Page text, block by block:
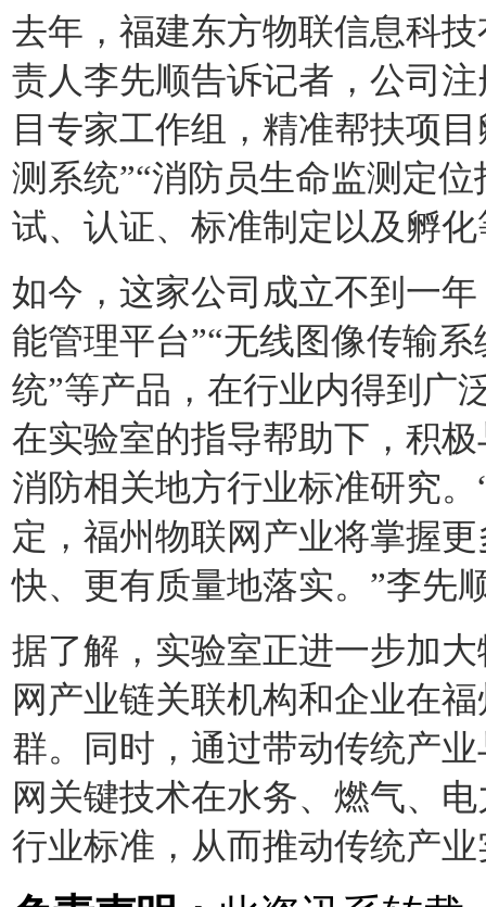
去年，福建东方物联信息科
责人李先顺告诉记者，公司
目专家工作组，精准帮扶项
测系统”“消防员生命监测定
试、认证、标准制定以及孵
如今，这家公司成立不到一
能管理平台”“无线图像传输
统”等产品，在行业内得到广
在实验室的指导帮助下，积
消防相关地方行业标准研究
定，福州物联网产业将掌握
快、更有质量地落实。”李先
据了解，实验室正进一步加
网产业链关联机构和企业在
群。同时，通过带动传统产
网关键技术在水务、燃气、
行业标准，从而推动传统产